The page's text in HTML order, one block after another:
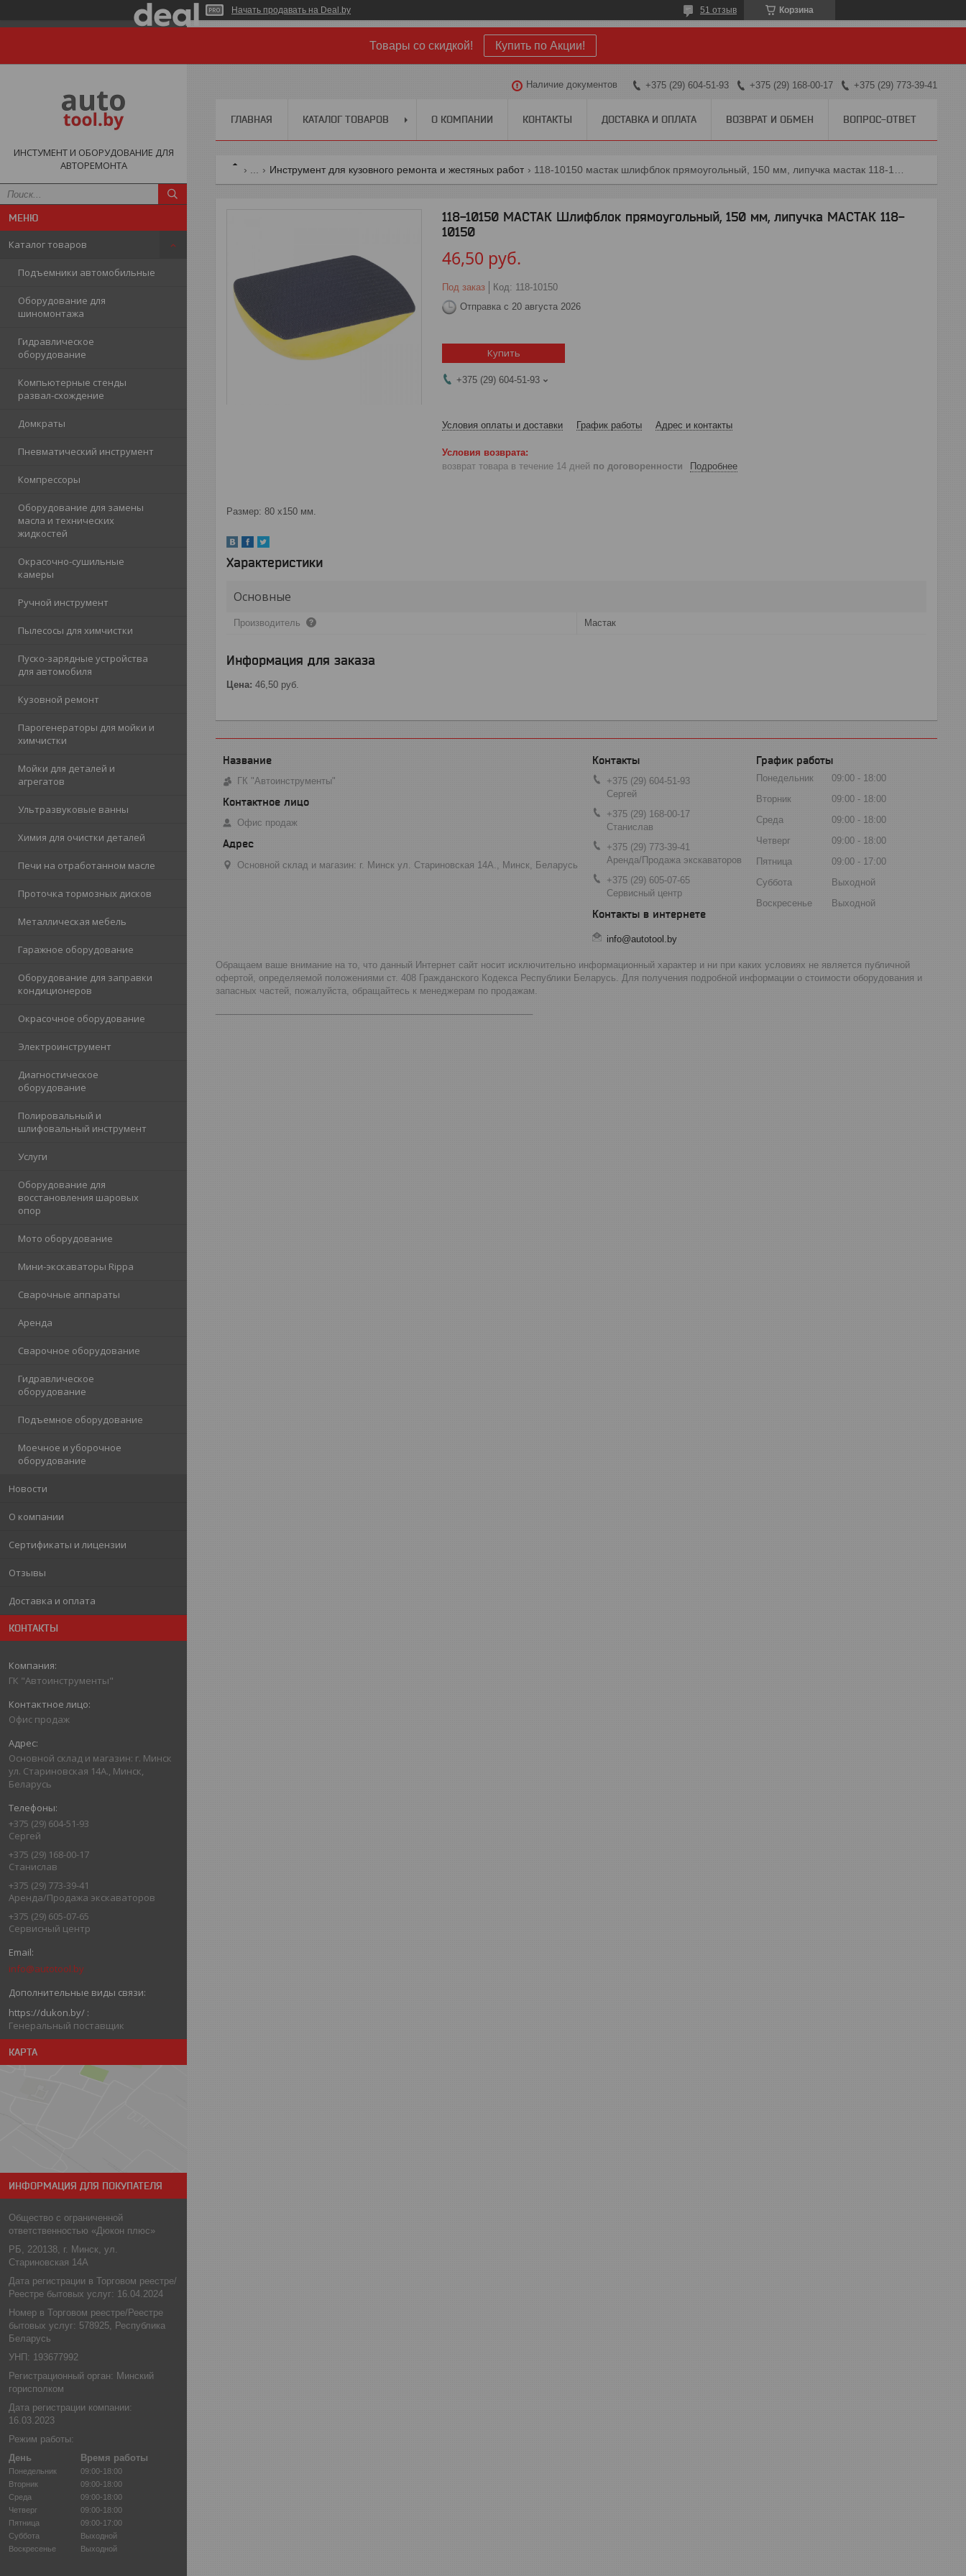
Начать продавать на Deal.by Корзина
51 отзыв
Товары со скидкой! Купить по Акции!
ИНСТУМЕНТ И ОБОРУДОВАНИЕ ДЛЯ
АВТОРЕМОНТА
Каталог товаров
Подъемники автомобильные
Оборудование для
шиномонтажа
Гидравлическое
оборудование
Компьютерные стенды
развал-схождение
Домкраты
Пневматический инструмент
Компрессоры
Оборудование для замены
масла и технических
жидкостей
Окрасочно-сушильные
камеры
Ручной инструмент
Пылесосы для химчистки
Пуско-зарядные устройства
для автомобиля
Кузовной ремонт
Парогенераторы для мойки и
химчистки
Мойки для деталей и
агрегатов
Ультразвуковые ванны
Химия для очистки деталей
Печи на отработанном масле
Проточка тормозных дисков
Металлическая мебель
Гаражное оборудование
Оборудование для заправки
кондиционеров
Окрасочное оборудование
Электроинструмент
Диагностическое
оборудование
Полировальный и
шлифовальный инструмент
Услуги
Оборудование для
восстановления шаровых
опор
Мото оборудование
Мини-экскаваторы Rippa
Сварочные аппараты
Аренда
Сварочное оборудование
Гидравлическое
оборудование
Подъемное оборудование
Моечное и уборочное
оборудование
Новости
О компании
Сертификаты и лицензии
Отзывы
Доставка и оплата
КОНТАКТЫ
ГК "Автоинструменты"
Офис продаж
Основной склад и магазин: г. Минск
ул. Стариновская 14А., Минск,
Беларусь
+375 (29) 604-51-93
Сергей
+375 (29) 168-00-17
Станислав
+375 (29) 773-39-41
Аренда/Продажа экскаваторов
+375 (29) 605-07-65
Сервисный центр
info@autotool.by
https://dukon.by/
Генеральный поставщик
КАРТА
ИНФОРМАЦИЯ ДЛЯ ПОКУПАТЕЛЯ
Общество с ограниченной
ответственностью «Дюкон плюс»
РБ, 220138, г. Минск, ул.
Стариновская 14А
Дата регистрации в Торговом реестре/
Реестре бытовых услуг: 16.04.2024
Номер в Торговом реестре/Реестре
бытовых услуг: 578925, Республика
Беларусь
УНП: 193677992
Регистрационный орган: Минский
горисполком
Дата регистрации компании:
16.03.2023
Режим работы:
День
Время работы
Понедельник
09:00-18:00
Вторник
09:00-18:00
Среда
09:00-18:00
Четверг
09:00-18:00
Пятница
09:00-17:00
Суббота
Выходной
Воскресенье
Выходной
Наличие документов +375 (29) 604-51-93 +375 (29) 168-00-17 +375 (29) 773-39-41
ГЛАВНАЯ КАТАЛОГ ТОВАРОВ О КОМПАНИИ КОНТАКТЫ ДОСТАВКА И ОПЛАТА ВОЗВРАТ И ОБМЕН ВОПРОС-ОТВЕТ
Инструмент для кузовного ремонта и жестяных работ
118-10150 МАСТАК Шлифблок прямоугольный, 150 мм, липучка МАСТАК 118-
10150
46,50 руб.
Под заказ Код: 118-10150
Отправка с 20 августа 2026
Купить
+375 (29) 604-51-93
Условия оплаты и доставки График работы Адрес и контакты
возврат товара в течение 14 дней по договоренности Подробнее
Размер: 80 х150 мм.
Характеристики
Основные
Производитель Мастак
Информация для заказа
Цена: 46,50 руб.
ГК "Автоинструменты"
Офис продаж
Основной склад и магазин: г. Минск ул. Стариновская 14А., Минск, Беларусь
+375 (29) 604-51-93
Сергей
+375 (29) 168-00-17
Станислав
+375 (29) 773-39-41
Аренда/Продажа экскаваторов
+375 (29) 605-07-65
Сервисный центр
info@autotool.by
График работы
Понедельник 09:00
18:00
Вторник
09:00
18:00
Среда
09:00
18:00
Четверг
09:00
18:00
Пятница
09:00
17:00
Суббота
Выходной
Воскресенье
Выходной
Обращаем ваше внимание на то, что данный Интернет сайт носит исключительно информационный характер и ни при каких условиях не является публичной
офертой, определяемой положениями ст. 408 Гражданского Кодекса Республики Беларусь. Для получения подробной информации о стоимости оборудования и
запасных частей, пожалуйста, обращайтесь к менеджерам по продажам.